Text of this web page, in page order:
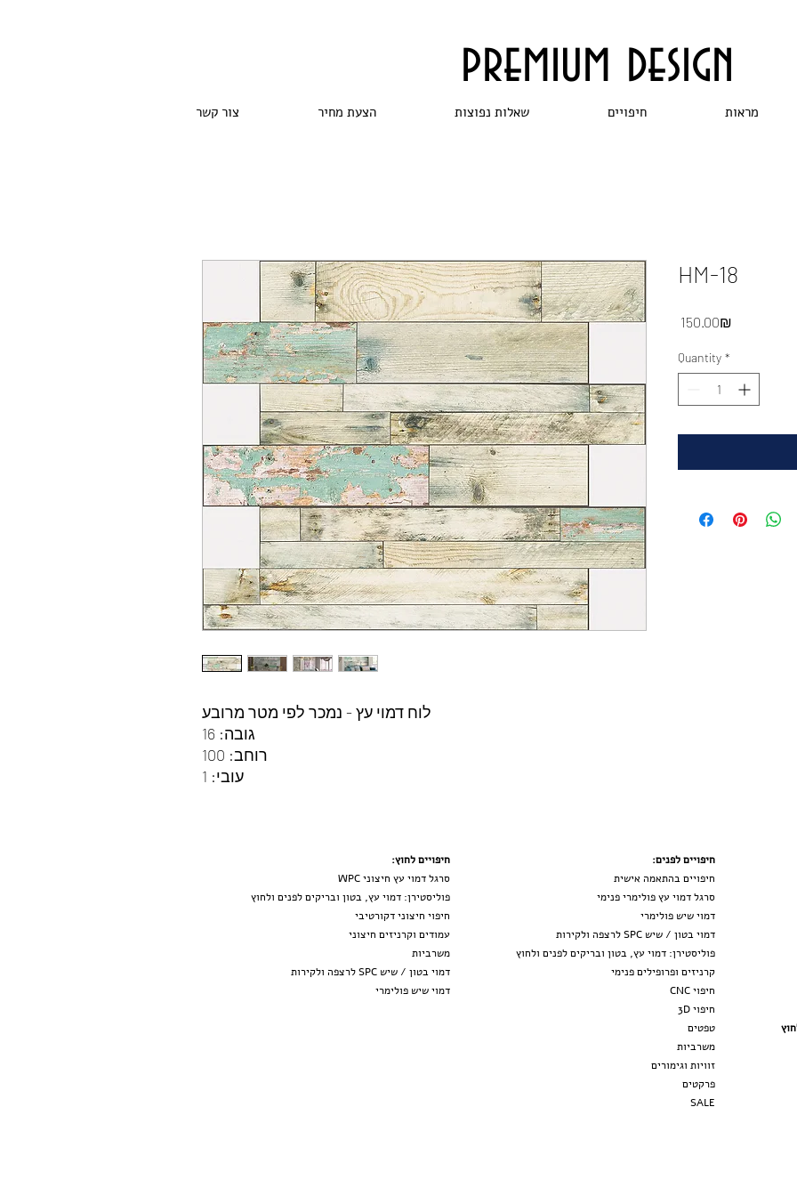
premium design
צור קשר הצעת מחיר שאלות נפוצות חיפויים מראות
לוח דמוי עץ - נמכר לפי מטר מרובע
גובה: 16
רוחב: 100
עובי: 1
HM-18
‏150.00 ‏₪
Quantity *
חיפויים לחוץ:
סרגל דמוי עץ חיצוני WPC
פוליסטירן: דמוי עץ, בטון ובריקים לפנים ולחוץ
חיפוי חיצוני דקורטיבי
עמודים וקרניזים חיצוני
משרביות
דמויבטון / שיש SPC לרצפה ולקירות
דמוי שיש פולימרי
חיפויים לפנים:
חיפויים בהתאמה אישית
סרגל דמוי עץ פולימרי פנימי
דמוי שיש פולימרי
דמוי בטון / שיש SPC לרצפה ולקירות
פוליסטירן: דמוי עץ, בטון ובריקים לפנים ולחוץ
קרניזים ופרופילים פנימי
חיפוי CNC
חיפוי3D
טפטים
משרביות
זוויות וגימורים
פרקטים
SALE